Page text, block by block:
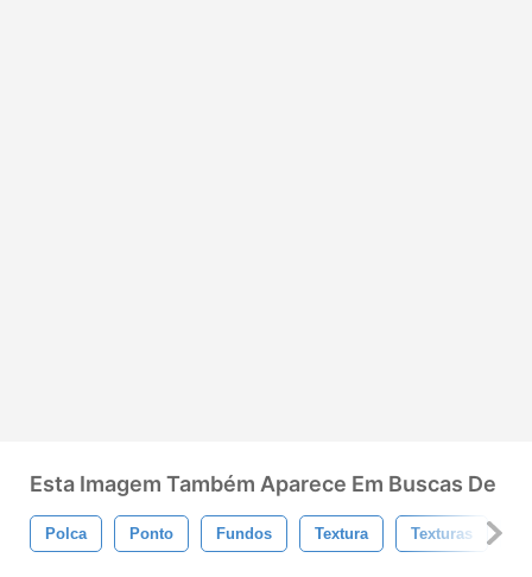
Esta Imagem Também Aparece Em Buscas De
Polca Ponto Fundos Textura Texturas